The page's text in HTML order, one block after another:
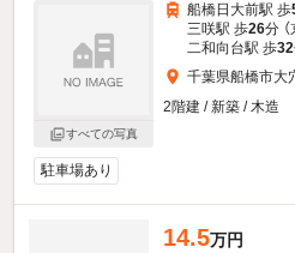
すべての写真
船橋日大前駅 歩
三咲駅 歩26分
二和向台駅 歩32
千葉県船橋市大
2階建 / 新築 / 木造
駐車場あり
14.5万円